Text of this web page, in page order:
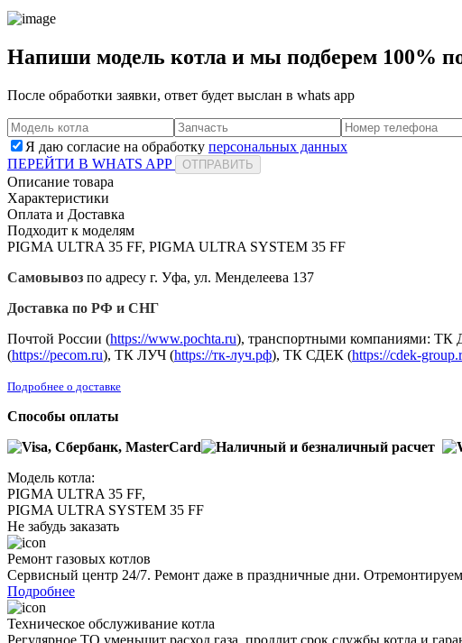
Напиши модель котла и мы подберем 100%
После обработки заявки, ответ будет выслан в whats app
Я даю согласие на обработку персональных данных
ПЕРЕЙТИ В WHATS APP
ОТПРАВИТЬ
Описание товара
Характеристики
Оплата и Доставка
Подходит к моделям
PIGMA ULTRA 35 FF, PIGMA ULTRA SYSTEM 35 FF
Самовывоз по адресу г. Уфа, ул. Менделеева 137
Доставка по РФ и СНГ
Почтой России (https://www.pochta.ru), транспортными компаниями: ТК
(https://pecom.ru), ТК ЛУЧ (https://тк-луч.рф), ТК СДЕК (https://cdek-
Подробнее о доставке
Способы оплаты
Модель котла:
PIGMA ULTRA 35 FF,
PIGMA ULTRA SYSTEM 35 FF
Не забудь заказать
Ремонт газовых котлов
Сервисный центр 24/7. Ремонт даже в праздничные дни. Отремонтируем
Подробнее
Техническое обслуживание котла
Регулярное ТО уменьшит расход газа, продлит срок службы котла и